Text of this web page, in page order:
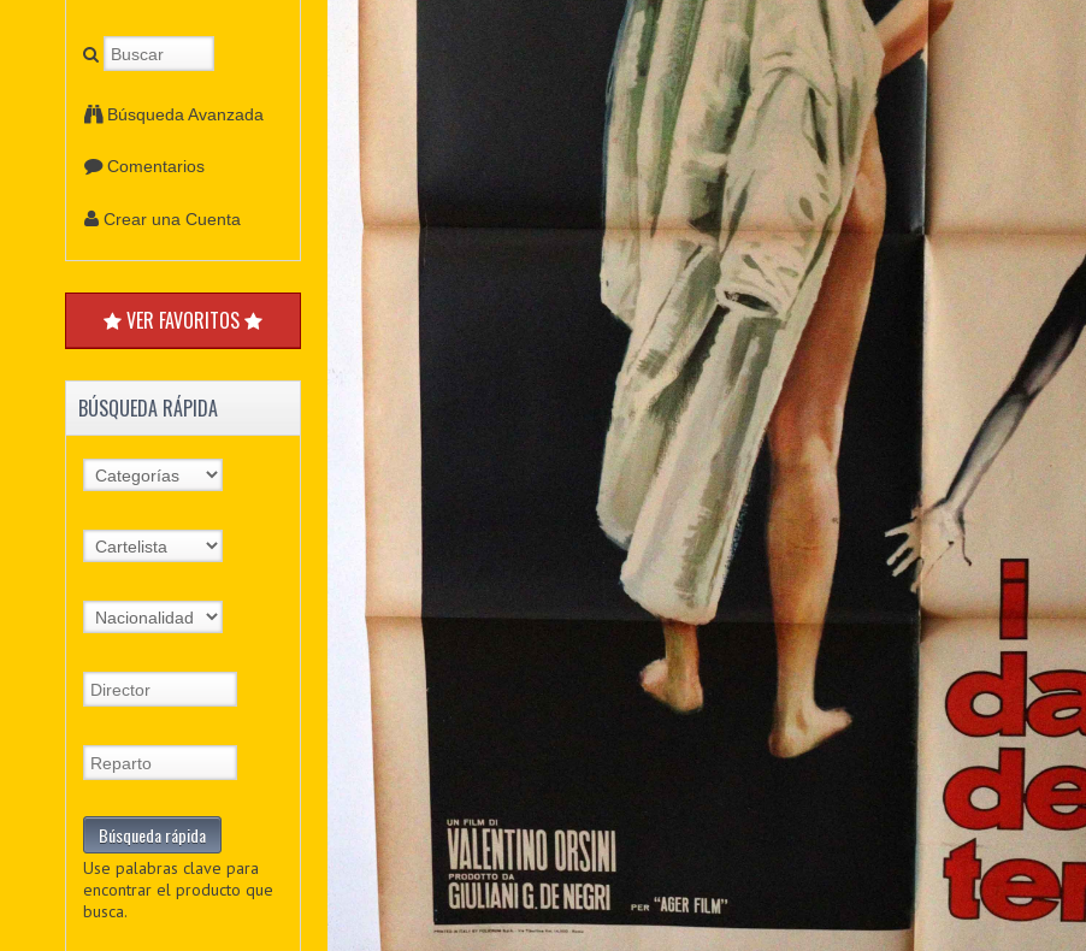
Búsqueda Avanzada
Comentarios
Crear una Cuenta
VER FAVORITOS
BÚSQUEDA RÁPIDA
Use palabras clave para
encontrar el producto que
busca.